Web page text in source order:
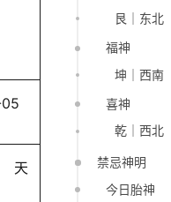
天
艮｜东北
福神
坤｜西南
喜神
乾｜西北
禁忌神明
今日胎神